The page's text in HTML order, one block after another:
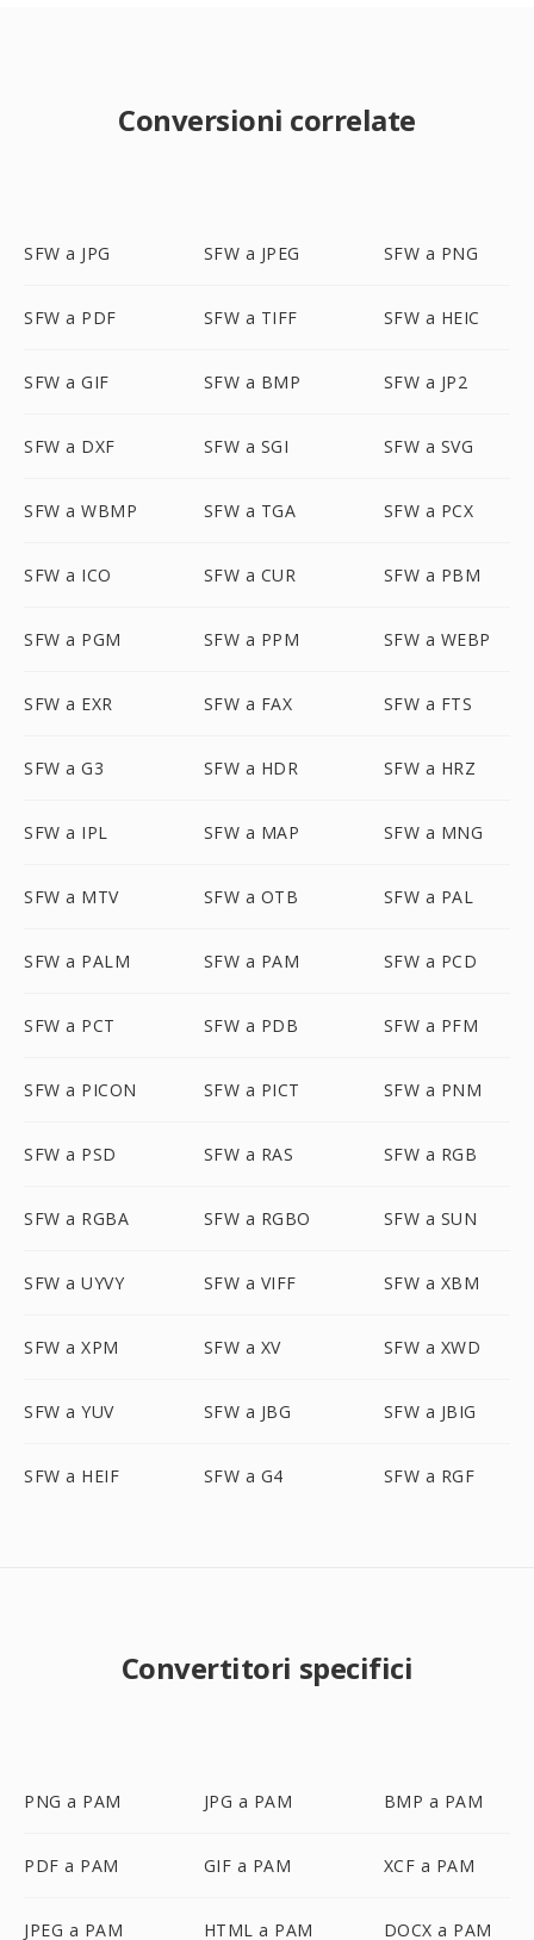
Conversioni correlate
SFW a JPG SFW a JPEG SFW a PNG
SFW a PDF SFW a TIFF SFW a HEIC
SFW a GIF SFW a BMP SFW a JP2
SFW a DXF SFW a SGI SFW a SVG
SFW a WBMP SFW a TGA SFW a PCX
SFW a ICO SFW a CUR SFW a PBM
SFW a PGM SFW a PPM SFW a WEBP
SFW a EXR SFW a FAX SFW a FTS
SFW a G3 SFW a HDR SFW a HRZ
SFW a IPL SFW a MAP SFW a MNG
SFW a MTV SFW a OTB SFW a PAL
SFW a PALM SFW a PAM SFW a PCD
SFW a PCT SFW a PDB SFW a PFM
SFW a PICON SFW a PICT SFW a PNM
SFW a PSD SFW a RAS SFW a RGB
SFW a RGBA SFW a RGBO SFW a SUN
SFW a UYVY SFW a VIFF SFW a XBM
SFW a XPM SFW a XV SFW a XWD
SFW a YUV SFW a JBG SFW a JBIG
SFW a HEIF SFW a G4 SFW a RGF
Convertitori specifici
PNG a PAM JPG a PAM BMP a PAM
PDF a PAM GIF a PAM XCF a PAM
JPEG a PAM HTML a PAM DOCX a PAM